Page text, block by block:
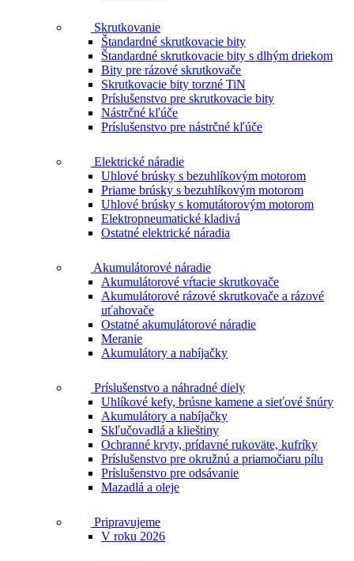
Skrutkovanie
Štandardné skrutkovacie bity
Štandardné skrutkovacie bity s dlhým driekom
Bity pre rázové skrutkovače
Skrutkovacie bity torzné TiN
Príslušenstvo pre skrutkovacie bity
Nástrčné kľúče
Príslušenstvo pre nástrčné kľúče
Elektrické náradie
Uhlové brúsky s bezuhlíkovým motorom
Priame brúsky s bezuhlíkovým motorom
Uhlové brúsky s komutátorovým motorom
Elektropneumatické kladivá
Ostatné elektrické náradia
Akumulátorové náradie
Akumulátorové vŕtacie skrutkovače
Akumulátorové rázové skrutkovače a rázové
uťahovače
Ostatné akumulátorové náradie
Meranie
Akumulátory a nabíjačky
Príslušenstvo a náhradné diely
Uhlíkové kefy, brúsne kamene a sieťové šnúry
Akumulátory a nabíjačky
Skľučovadlá a klieštiny
Ochranné kryty, prídavné rukoväte, kufríky
Príslušenstvo pre okružnú a priamočiaru pílu
Príslušenstvo pre odsávanie
Mazadlá a oleje
Pripravujeme
V roku 2026